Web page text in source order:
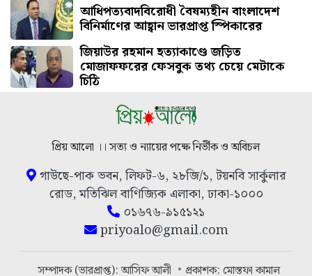
আধিপত্যবাদবিরোধী বৈষম্যহীন বাংলাদেশ
বিনির্মাণের আহ্বান ভারপ্রাপ্ত স্পিকারের
জিয়াউর রহমান হত্যাকাণ্ডে জড়িত
মোজাফফরের ফেসবুক তথ্য চেয়ে মেটাকে
চিঠি
প্রিয় আলো ।। সত্য ও ন্যায়ের পক্ষে নির্ভীক ও অবিচল
গাউছে-পাক ভবন, লিফট-৬, ২৮জি/১, টয়নবি সার্কুলার
রোড, মতিঝিল বাণিজ্যিক এলাকা, ঢাকা-১০০০
০১৬৭৬-৯১৫১২১
priyoalo@gmail.com
সম্পাদক (ভারপ্রাপ্ত): আসিফ আলী প্রকাশক: মোস্তফা কামাল